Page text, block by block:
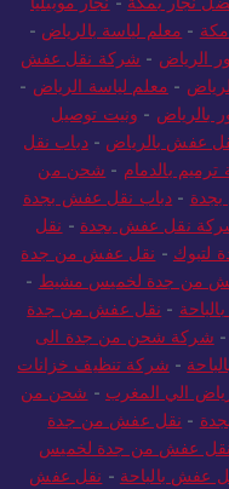
- معلم لياسة بالرياض -
الرياض - شركة نقل عفش
- معلم لياسة الرياض -
بالرياض - ونيت توصيل
عفش بالرياض -دباب نقل
بالدمام - شحن من
- دباب نقل عفش بجدة
نقل عفش بجدة - نقل
لتبوك - نقل عفش من جدة
من جدة لخميس مشيط -
- نقل عفش من جدة
- شركة شحن من جدة الى
- شركة تنظيف خزانات
الي المغرب - شحن من
- نقل عفش من جدة
نقل عفش من جدة لخميس
عفش بالباحة - نقل عفش